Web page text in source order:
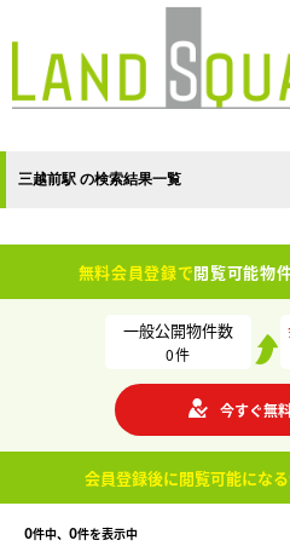
三越前駅 の検索結果一覧
無料会員登録で閲覧可能物
一般公開物件数
0件
今すぐ無
会員登録後に閲覧可能になる
0件中、 0件を表示中